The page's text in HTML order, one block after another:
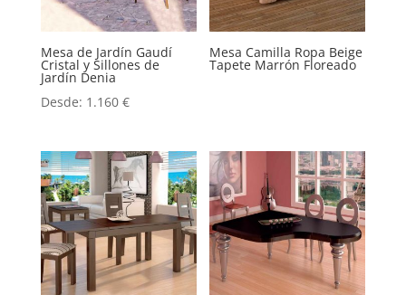
Mesa de Jardín Gaudí
Cristal y Sillones de
Jardín Denia
Desde: 1.160 €
Mesa Camilla Ropa Beige
Tapete Marrón Floreado